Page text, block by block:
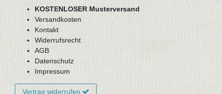
KOSTENLOSER Musterversand
Versandkosten
Kontakt
Widerrufsrecht
AGB
Datenschutz
Impressum
Vertrag widerrufen